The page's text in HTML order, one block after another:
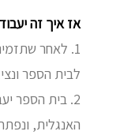
אז איך זה
1. לאחר
לבית הספר
2. בית הספר
האנגלית,